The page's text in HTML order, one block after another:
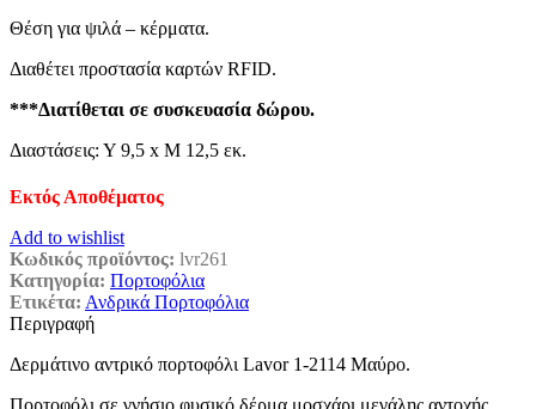
Θέση για ψιλά – κέρματα.
Διαθέτει προστασία καρτών RFID.
***Διατίθεται σε συσκευασία δώρου.
Διαστάσεις: Υ 9,5 x Μ 12,5 εκ.
Εκτός Αποθέματος
Add to wishlist
Κωδικός προϊόντος: lvr261
Κατηγορία: Πορτοφόλια
Ετικέτα: Ανδρικά Πορτοφόλια
Περιγραφή
Δερμάτινο αντρικό πορτοφόλι Lavor 1-2114 Μαύρο.